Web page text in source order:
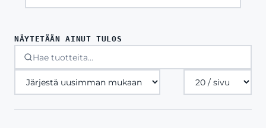
NÄYTETÄÄN AINUT TULOS
Tuotteita
sivulla